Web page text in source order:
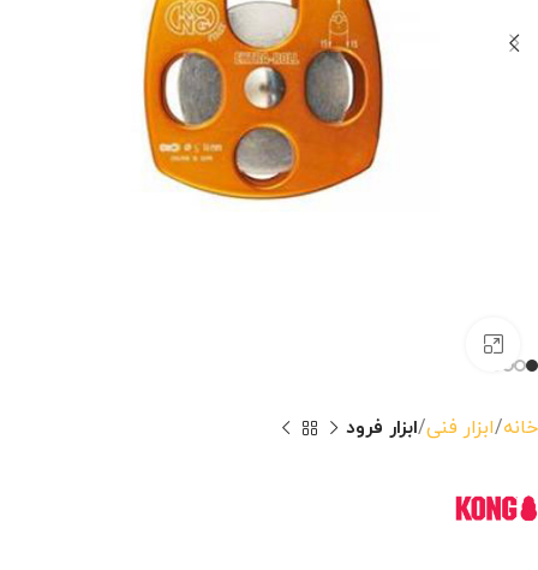
خانه ابزار فنی ابزار فرود